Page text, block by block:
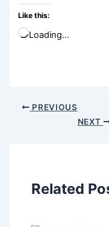
Like this:
Loading…
PREVIOUS
NEXT
Related